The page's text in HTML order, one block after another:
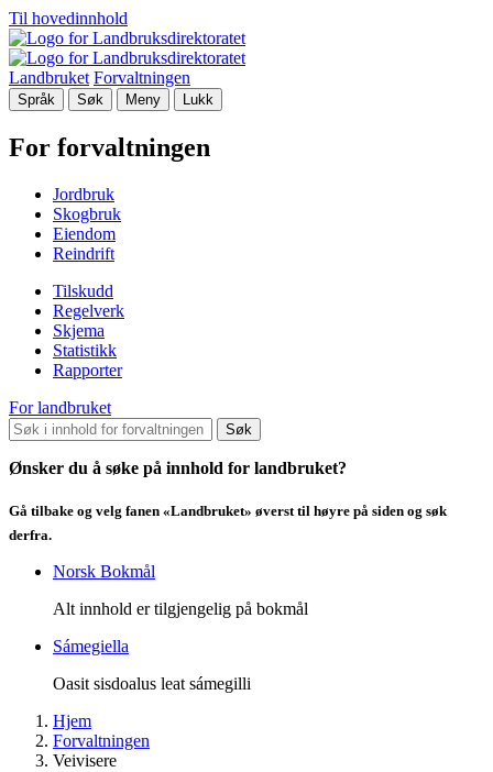
Til hovedinnhold
Landbruket Forvaltningen
Språk Søk Meny Lukk
For forvaltningen
Jordbruk
Skogbruk
Eiendom
Reindrift
Tilskudd
Regelverk
Skjema
Statistikk
Rapporter
For landbruket
Søk
Ønsker du å søke på innhold for landbruket?
Gå tilbake og velg fanen «Landbruket» øverst til høyre på siden og søk
derfra.
Norsk Bokmål
Alt innhold er tilgjengelig på bokmål
Sámegiella
Oasit sisdoalus leat sámegilli
Hjem
Forvaltningen
Veivisere